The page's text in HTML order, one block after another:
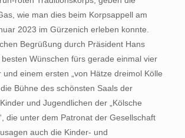
wie man dies beim Korpsappell am
2023 im Gürzenich erleben konnte.
Begrüßung durch Präsident Hans
Wünschen fürs gerade einmal vier
und einem ersten „von Hätze dreimol Kölle
Bühne des schönsten Saals der
und Jugendlichen der „Kölsche
die unter dem Patronat der Gesellschaft
auch die Kinder- und